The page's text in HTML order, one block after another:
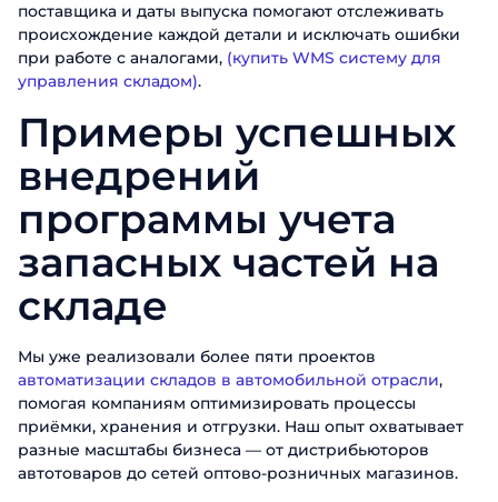
поставщика и даты выпуска помогают отслеживать
происхождение каждой детали и исключать ошибки
при работе с аналогами, (купить WMS систему для
управления складом).
Примеры успешных
внедрений
программы учета
запасных частей на
складе
Мы уже реализовали более пяти проектов
автоматизации складов в автомобильной отрасли,
помогая компаниям оптимизировать процессы
приёмки, хранения и отгрузки. Наш опыт охватывает
разные масштабы бизнеса — от дистрибьюторов
автотоваров до сетей оптово-розничных магазинов.